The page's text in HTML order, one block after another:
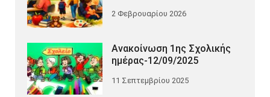
2 Φεβρουαρίου 2026
Ανακοίνωση 1ης Σχολικής
ημέρας-12/09/2025
11 Σεπτεμβρίου 2025